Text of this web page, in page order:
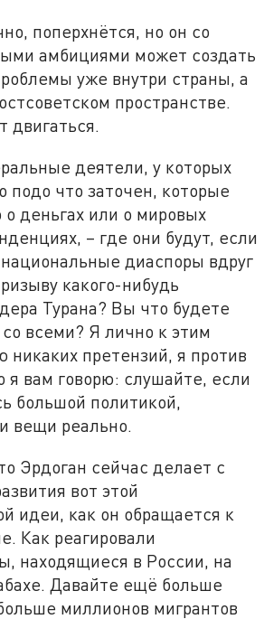
поперхнётся, но он со
амбициями может создать
уже внутри страны, а
пространстве.
двигаться.
деятели, у которых
подо что заточен, которые
о деньгах или о мировых
– где они будут, если
диаспоры вдруг
какого-нибудь
Турана? Вы что будете
всеми? Я лично к этим
претензий, я против
я вам говорю: слушайте, если
большой политикой,
вещи реально.
Эрдоган сейчас делает с
вот этой
идеи, как он обращается к
Как реагировали
находящиеся в России, на
Давайте ещё больше
миллионов мигрантов